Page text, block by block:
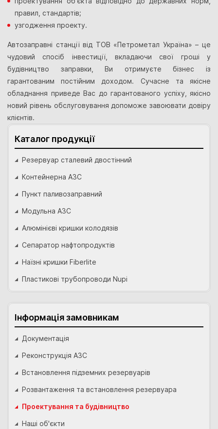
Каталог продукції
Резервуар сталевий двостінний
Контейнерна АЗС
Пункт паливозаправний
Модульна АЗС
Алюмінієві кришки колодязів
Сепаратор нафтопродуктів
Наїзні кришки Fiberlite
Пластикові трубопроводи Nupi
Інформація замовникам
Документація
Реконструкція АЗС
Встановлення підземних резервуарів
Розвантаження та встановлення резервуара
Проектування та будівництво
Наші об'єкти
правил, стандартів;
узгодження проекту.
Автозаправні станції від ТОВ «Петрометал Україна» – це
чудовий спосіб інвестиції, вкладаючи свої гроші у
будівництво заправки, Ви отримуєте бізнес із
гарантованим постійним доходом. Сучасне та якісне
обладнання приведе Вас до гарантованого успіху, якісно
новий рівень обслуговування допоможе завоювати довіру
клієнтів.